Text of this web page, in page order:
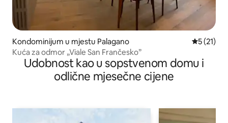
Kondominijum u mjestu Palagano prosječna
5 (21)
Kuća za odmor „Viale San Frančesko”
Udobnost kao u sopstvenom domu i
odlične mjesečne cijene